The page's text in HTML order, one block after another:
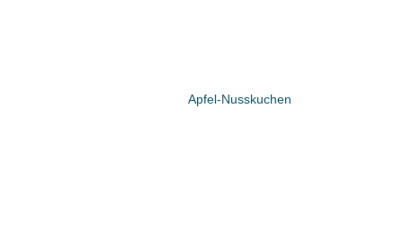
Apfel-Nusskuchen